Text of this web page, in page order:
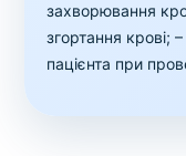
захворювання
згортання крові;
пацієнта при